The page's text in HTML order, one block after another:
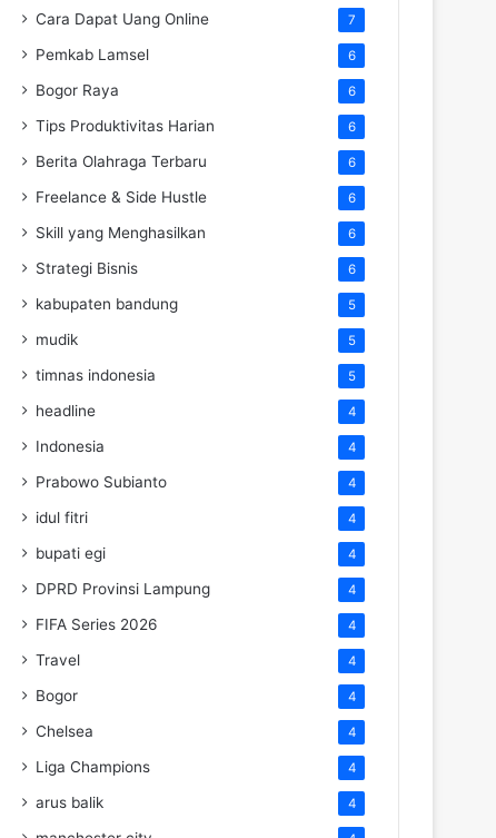
Cara Dapat Uang Online 7
Pemkab Lamsel 6
Bogor Raya 6
Tips Produktivitas Harian 6
Berita Olahraga Terbaru 6
Freelance & Side Hustle 6
Skill yang Menghasilkan 6
Strategi Bisnis 6
kabupaten bandung 5
mudik 5
timnas indonesia 5
headline 4
Indonesia 4
Prabowo Subianto 4
idul fitri 4
bupati egi 4
DPRD Provinsi Lampung 4
FIFA Series 2026 4
Travel 4
Bogor 4
Chelsea 4
Liga Champions 4
arus balik 4